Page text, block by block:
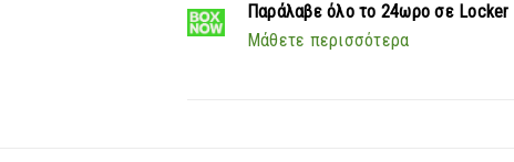
Παράλαβεόλο το 24ωρο σε Locker
Μάθετε περισσότερα